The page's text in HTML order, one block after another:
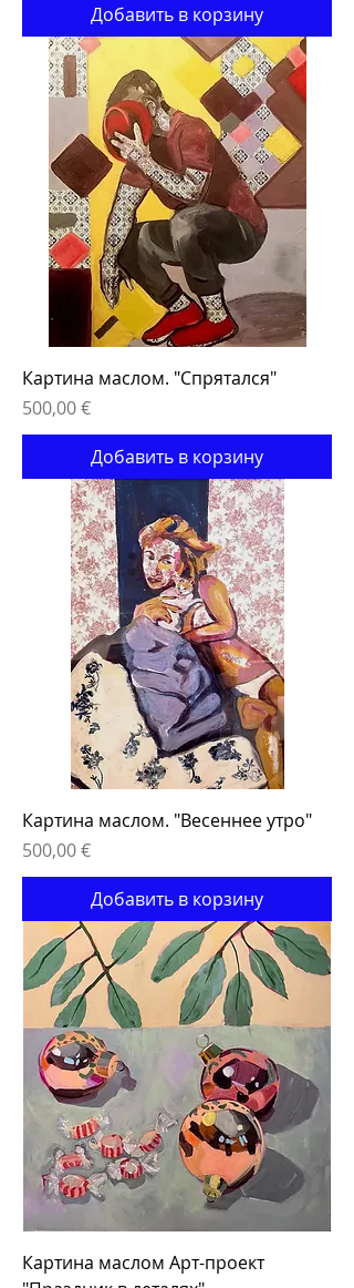
Добавить в корзину
Картина маслом. "Спрятался"
Цена
500,00 €
Добавить в корзину
Картина маслом. "Весеннее утро"
Цена
500,00 €
Добавить в корзину
Картина маслом Арт-проект